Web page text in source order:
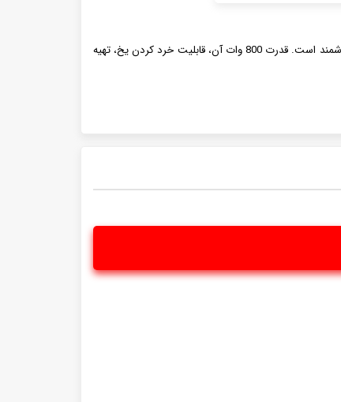
در نهایت، بهره مندی از این مخلوط کن قیمت مناسب ناسا مدل 1962، به خصوص برای کسانی که نیاز به یک دستگاه قدرتمند و چندکاره دارند، بسیار ارزشمند است. قدرت 800 وات آن، قابلیت خرد کردن یخ، تهیه